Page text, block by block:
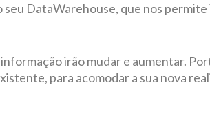
DataWarehouse, que nos
irão mudar e aumentar.
para acomodar a sua nova